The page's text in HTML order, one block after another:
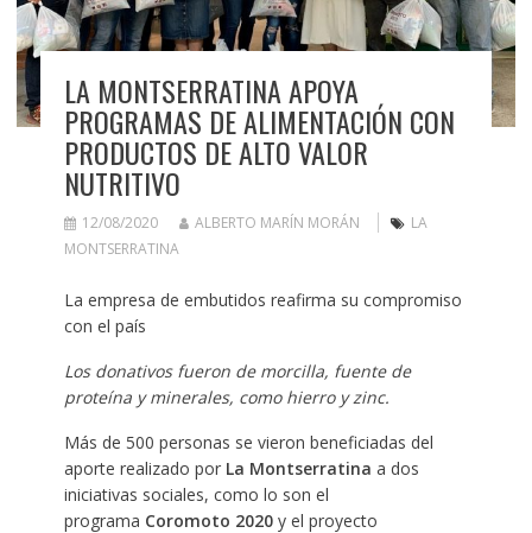
LA MONTSERRATINA APOYA
PROGRAMAS DE ALIMENTACIÓN CON
PRODUCTOS DE ALTO VALOR
NUTRITIVO
12/08/2020 ALBERTO MARÍN MORÁN
LA
MONTSERRATINA
La empresa de embutidos reafirma su compromiso
con el país
Los donativos fueron de morcilla, fuente de
proteína y minerales, como hierro y zinc.
Más de 500 personas se vieron beneficiadas del
aporte realizado por La Montserratina a dos
iniciativas sociales, como lo son el
programa Coromoto 2020y el proyecto